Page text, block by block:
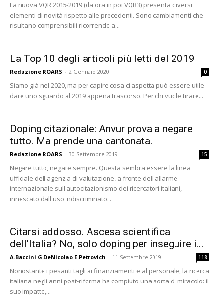
La nuova VQR 2015-2019 (da ora in poi VQR3) presenta diversi
elementi di novità rispetto alle precedenti. Sono cambiamenti che
risultano comprensibili ricorrendo a...
La Top 10 degli articoli più letti del 2019
Redazione ROARS - 2 Gennaio 2020 0
Siamo già nel 2020, ma per capire cosa ci aspetta può essere utile
dare uno sguardo al 2019 appena trascorso. Per chi vuole tirare...
Doping citazionale: Anvur prova a negare
tutto. Ma prende una cantonata.
Redazione ROARS - 30 Settembre 2019 15
Negare tutto, negare sempre. Questa sembra essere la linea
ufficiale dell'agenzia di valutazione, a fronte dell'allarme
internazionale sull'autocitazionismo dei ricercatori italiani,
innescato dall'uso indiscriminato...
Citarsi addosso. Ascesa scientifica
dell’Italia? No, solo doping per inseguire i...
A.Baccini G.DeNicolao E.Petrovich - 11 Settembre 2019 118
Nonostante i pesanti tagli ai finanziamenti e al personale, la ricerca
italiana negli anni post-riforma ha compiuto una sorta di miracolo: il
suo impatto,...